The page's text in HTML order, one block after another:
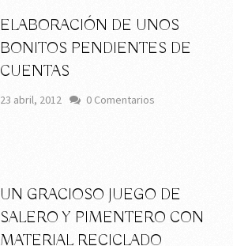
ELABORACIÓN DE UNOS
BONITOS PENDIENTES DE
CUENTAS
23 abril, 2012 0 Comentarios
UN GRACIOSO JUEGO DE
SALERO Y PIMENTERO CON
MATERIAL RECICLADO